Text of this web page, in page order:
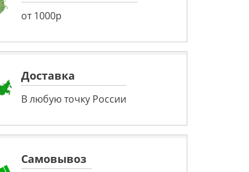
от 1000р
Доставка
В любую точку России
Самовывоз